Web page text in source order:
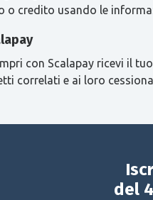
o credito usando le
con Scalapay ricevi il
correlati e ai loro
del